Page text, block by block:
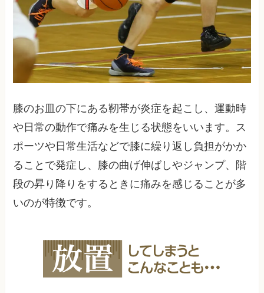
膝のお皿の下にある靭帯が炎症を起こし、運動時
や日常の動作で痛みを生じる状態をいいます。ス
ポーツや日常生活などで膝に繰り返し負担がかか
ることで発症し、膝の曲げ伸ばしやジャンプ、階
段の昇り降りをするときに痛みを感じることが多
いのが特徴です。